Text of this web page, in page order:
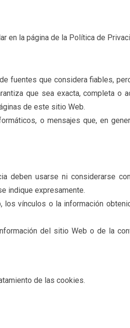
en la página de la Política de
fuentes que considera fiables,
que sea exacta, completa o
de este sitio Web.
o mensajes que, en
deben usarse ni considerarse
indique expresamente.
los vínculos o la información
del sitio Web o de la
de las cookies.